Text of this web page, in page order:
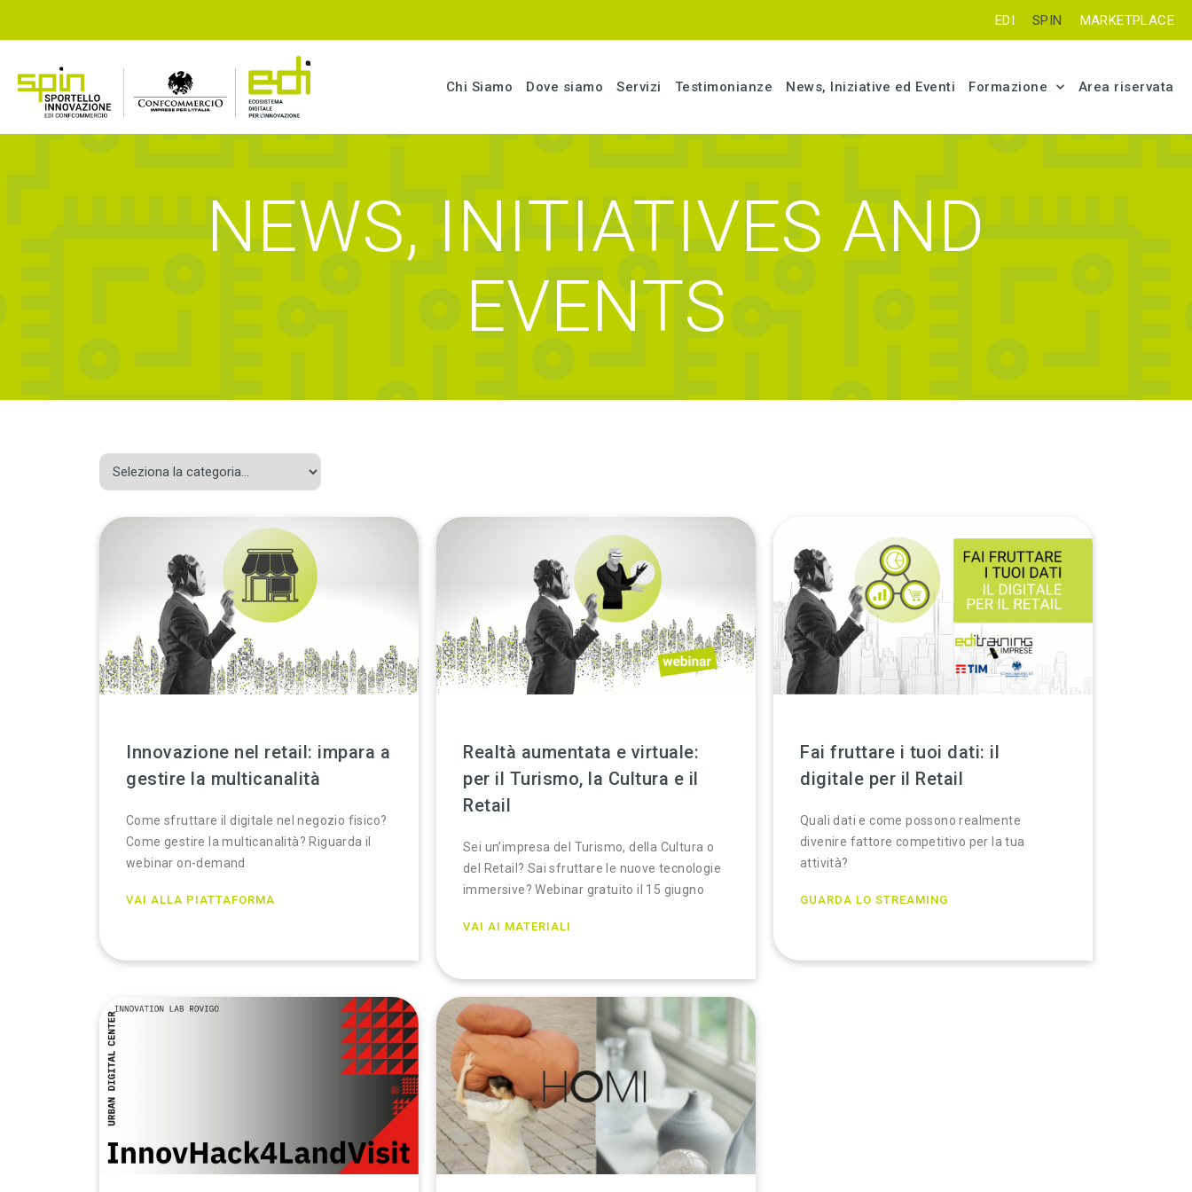
EDI SPIN MARKETPLACE
Chi Siamo Dove siamo Servizi Testimonianze News, Iniziative ed Eventi Formazione Area riservata
NEWS, INITIATIVES AND
EVENTS
Innovazione nel retail: impara a
gestire la multicanalità
Come sfruttare il digitale nel negozio fisico?
Come gestire la multicanalità? Riguarda il
webinar on-demand
VAI ALLA PIATTAFORMA
Realtà aumentata e virtuale:
per il Turismo, la Cultura e il
Retail
Sei un’impresa del Turismo, della Cultura o
del Retail? Sai sfruttare le nuove tecnologie
immersive? Webinar gratuito il 15 giugno
VAI AI MATERIALI
Fai fruttare i tuoi dati: il
digitale per il Retail
Quali dati e come possono realmente
divenire fattore competitivo per la tua
attività?
GUARDA LO STREAMING